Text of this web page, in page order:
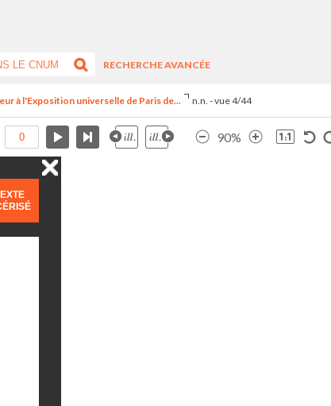
RECHERCHE AVANCÉE
à l'Exposition universelle de Paris de... n.n. - vue 4/44
90%